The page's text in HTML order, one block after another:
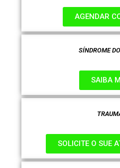
AGENDAR
SÍNDROME
SAIBA
SOLICITE O SUE